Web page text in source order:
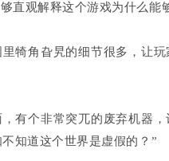
直观解释这个游戏为什么能
犄角旮旯的细节很多，让
有个非常突兀的废弃机器
知道这个世界是虚假的？”